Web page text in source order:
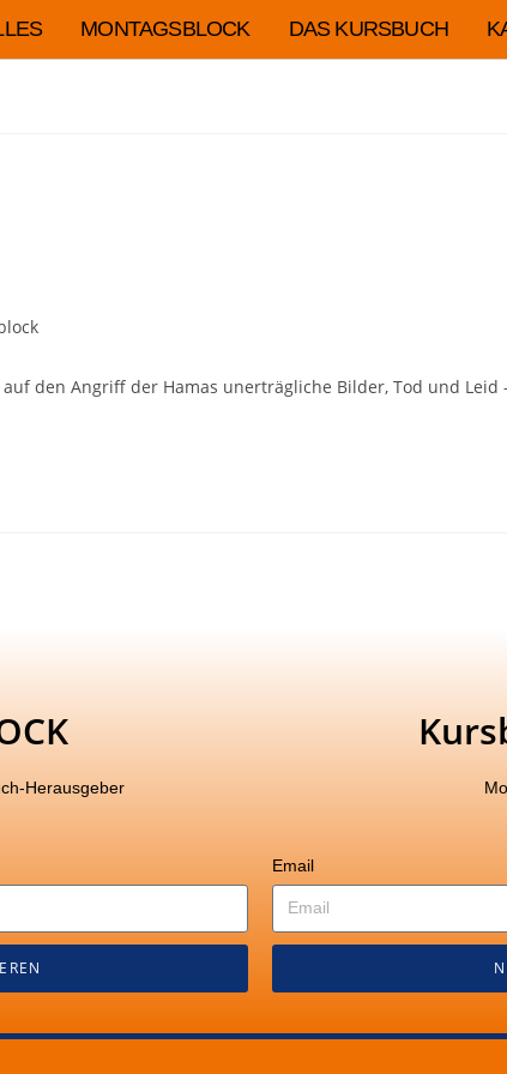
MONTAGSBLOCK DAS KURSBUCH
den Angriff der Hamas unerträgliche Bilder, Tod und
Herausgeber
Email